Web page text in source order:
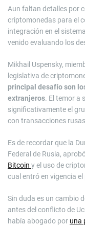
Aun faltan detalles por
criptomonedas para el
integración en el
venido evaluando los
Mikhail Uspensky,
legislativa de
principal desafío son
extranjeros. El temor a
significativamente el
con transacciones
Es de recordar que la
Federal de Rusia,
Bitcoin y el uso de
cual entró en vigencia
Sin duda es un cambio
antes del conflicto de
había abogado por una